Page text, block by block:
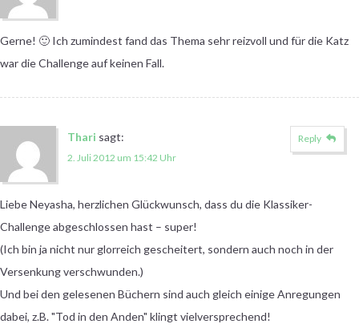
Gerne! 🙂 Ich zumindest fand das Thema sehr reizvoll und für die Katz
war die Challenge auf keinen Fall.
Thari sagt:
2. Juli 2012 um 15:42 Uhr
Liebe Neyasha, herzlichen Glückwunsch, dass du die Klassiker-
Challenge abgeschlossen hast – super!
(Ich bin ja nicht nur glorreich gescheitert, sondern auch noch in der
Versenkung verschwunden.)
Und bei den gelesenen Büchern sind auch gleich einige Anregungen
dabei, z.B. "Tod in den Anden" klingt vielversprechend!
Reply